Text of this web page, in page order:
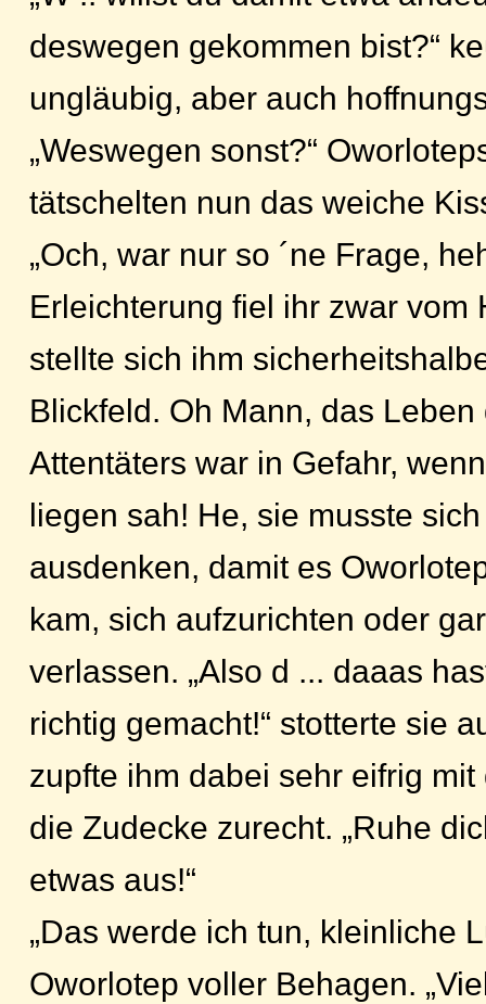
deswegen gekommen bist?“
ungläubig, aber auch
„Weswegen sonst?“
tätschelten nun das weiche
„Och, war nur so ´ne Frage,
Erleichterung fiel ihr zwar vom
stellte sich ihm
Blickfeld. Oh Mann, das
Attentäters war in Gefahr,
liegen sah! He, sie musste
ausdenken, damit es
kam, sich aufzurichten oder
verlassen. „Also d ... daaas
richtig gemacht!“ stotterte sie
zupfte ihm dabei sehr eifrig
die Zudecke zurecht. „Ruhe
etwas aus!“
„Das werde ich tun, kleinliche
Oworlotep voller Behagen.